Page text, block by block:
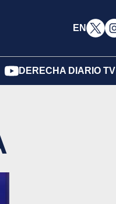
EN
DERECHA DIARIO TV